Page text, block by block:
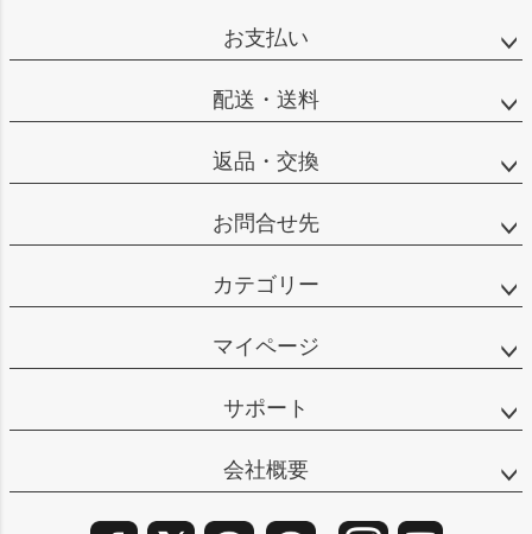
お支払い
配送・送料
返品・交換
お問合せ先
カテゴリー
マイページ
サポート
会社概要